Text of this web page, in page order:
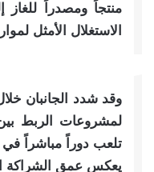
منتجاً ومصدراً للغاز
الاستغلال الأمثل
وقد شدد الجانبان
لمشروعات الربط
تلعب دوراً مباشراً في
يعكس عمق الشراكة